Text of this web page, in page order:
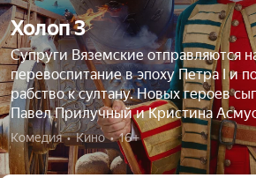
Холоп 3
Супруги Вяземские отправляются
перевоспитание в эпоху Петра I и
рабство к султану. Новых героев
Павел Прилучный и Кристина
Комедия  •  Кино  •  16+